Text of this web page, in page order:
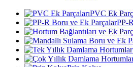
PVC Ek
PP-